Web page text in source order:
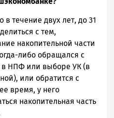
течение двух лет, до 31
с тем,
накопительной части
либо обращался с
в НПФ или выборе УК (в
или обратится с
время, у него
накопительная часть